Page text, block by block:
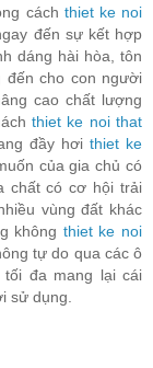
cách thiet ke noi
đến sự kết hợp
dáng hài hòa, tôn
đến cho con người
cao chất lượng
thiet ke noi that
đầy hơi thiet ke
của gia chủ có
chất có cơ hội trải
vùng đất khác
không thiet ke noi
tự do qua các ô
đa mang lại cái
sử dụng.